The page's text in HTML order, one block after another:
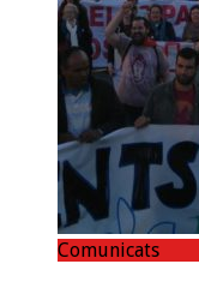
Comunicats